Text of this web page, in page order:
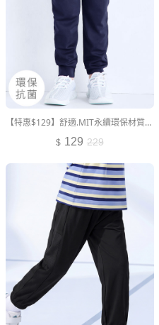
【特惠$129】舒適.MIT永續環保材質-抗UV吸排抗菌束口長褲-童裝
129 229